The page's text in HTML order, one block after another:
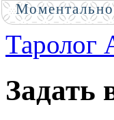
Таролог
Задать